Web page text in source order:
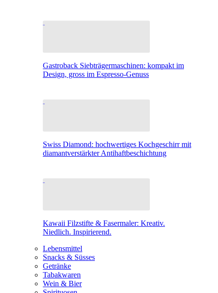
Gastroback Siebträgermaschinen: kompakt im
Design, gross im Espresso-Genuss
Swiss Diamond: hochwertiges Kochgeschirr mit
diamantverstärkter Antihaftbeschichtung
Kawaii Filzstifte & Fasermaler: Kreativ.
Niedlich. Inspirierend.
Lebensmittel
Snacks & Süsses
Getränke
Tabakwaren
Wein & Bier